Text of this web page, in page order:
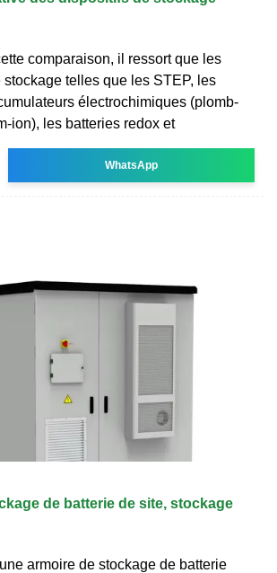
comparaison, il ressort que les
telles que les STEP, les
électrochimiques (plomb-
ion), les batteries redox et
WhatsApp
de batterie de site, stockage
armoire de stockage de batterie